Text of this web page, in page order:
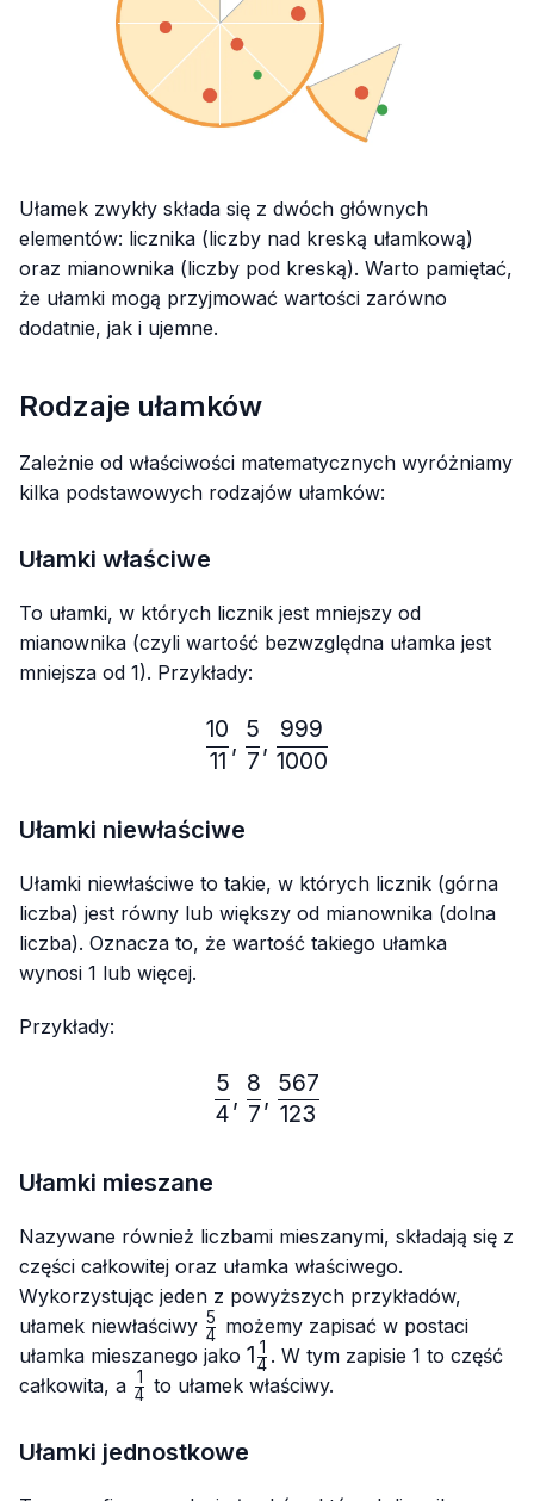
Ułamek zwykły składa się z dwóch głównych
elementów: licznika (liczby nad kreską ułamkową)
oraz mianownika (liczby pod kreską). Warto pamiętać,
że ułamki mogą przyjmować wartości zarówno
dodatnie, jak i ujemne.
Rodzaje ułamków
Zależnie od właściwości matematycznych wyróżniamy
kilka podstawowych rodzajów ułamków:
Ułamki właściwe
To ułamki, w których licznik jest mniejszy od
mianownika (czyli wartość bezwzględna ułamka jest
mniejsza od 1). Przykłady:
\frac{10}{11},
11
10
,
7
5
,
1000
999
Ułamki niewłaściwe
Ułamki niewłaściwe to takie, w których licznik (górna
liczba) jest równy lub większy od mianownika (dolna
liczba). Oznacza to, że wartość takiego ułamka
wynosi 1 lub więcej.
Przykłady:
\frac{5}{4}, \frac{8}{7},
4
5
,
7
8
,
123
567
Ułamki mieszane
Nazywane również liczbami mieszanymi, składają się z
części całkowitej oraz ułamka właściwego.
Wykorzystując jeden z powyższych przykładów,
ułamek niewłaściwy \frac{5}
{4}
4
5
możemy zapisać w postaci
ułamka mieszanego jako 1\frac{1}
{4}
1 4
1 . W tym zapisie 1 to część
całkowita, a \frac{1}
4
1 to ułamek właściwy.
Ułamki jednostkowe